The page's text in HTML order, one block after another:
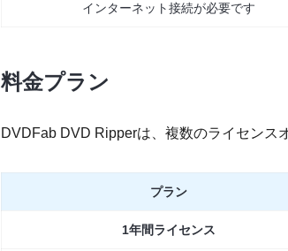
インターネット接続が必要です
料金プラン
DVDFab DVD Ripperは、複数のライセンス
プラン
1年間ライセンス